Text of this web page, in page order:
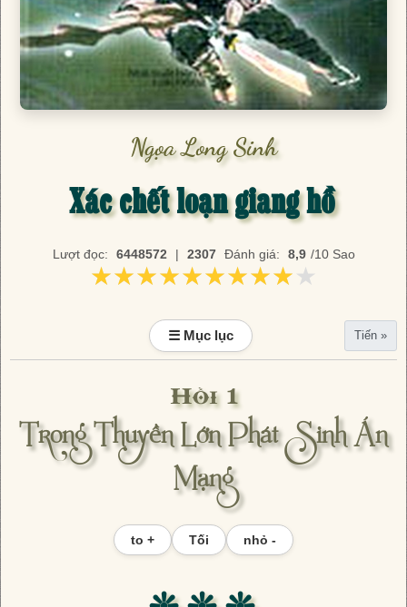
Ngọa Long Sinh
Xác chết loạn giang hồ
Lượt đọc: 6448572 | 2307 Đánh giá: 8,9 /10 Sao
★★★★★★★★★★
★★★★★★★★★★
☰ Mục lục Tiến »
Hồi 1
Trong Thuyền Lớn Phát Sinh Án
Mạng
to + Tối nhỏ -